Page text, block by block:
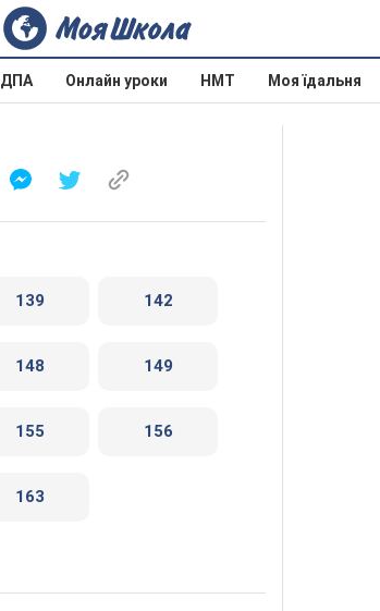
ДПА Онлайн уроки НМТ Моя їдальня
139 142
148 149
155 156
163